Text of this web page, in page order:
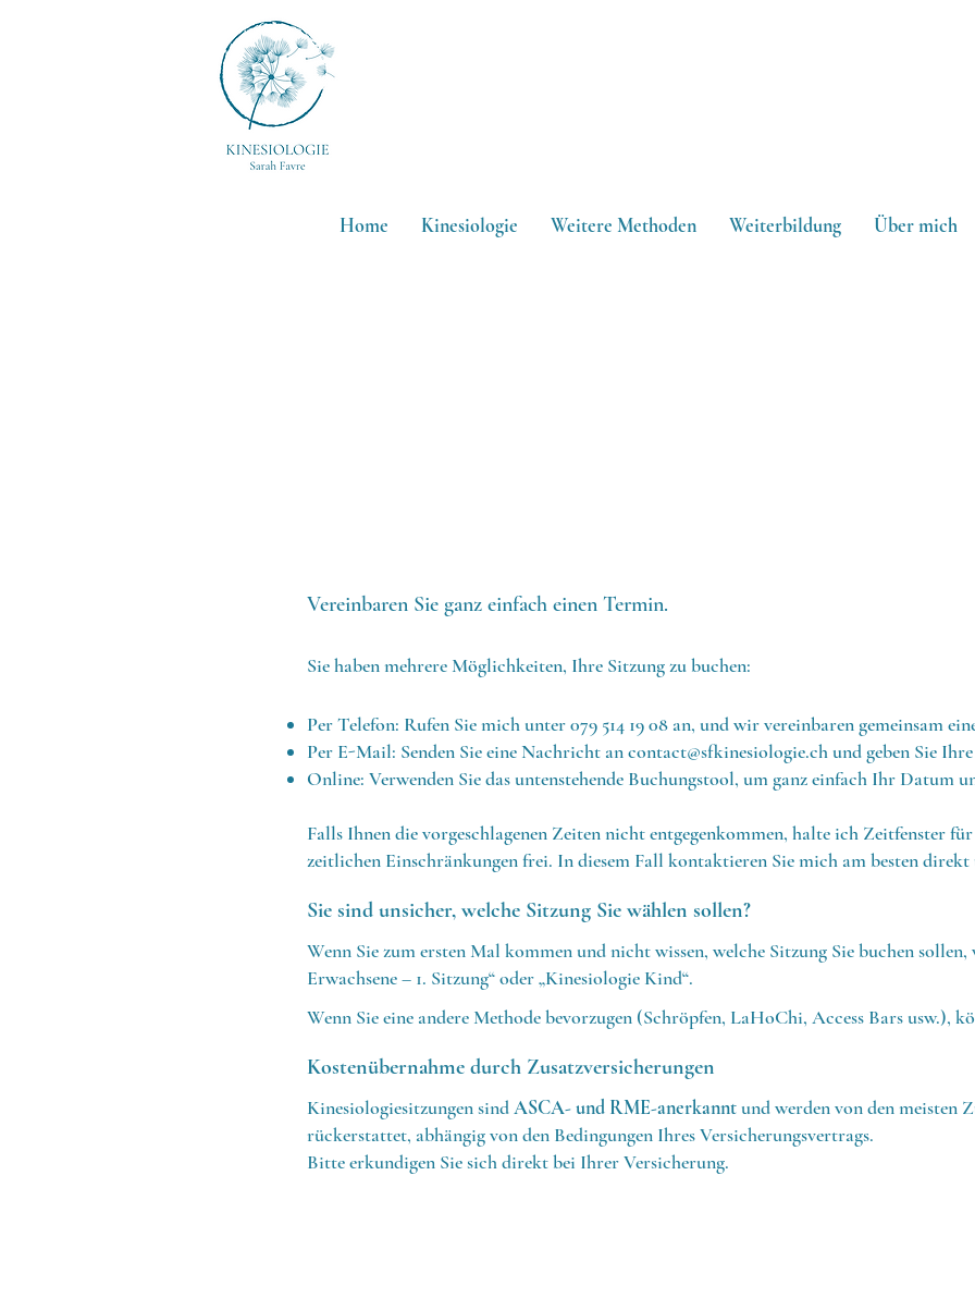
Home Kinesiologie Weitere Methoden Weiterbildung Über mich
Vereinbaren Sie ganz einfach einen Termin.
Sie haben mehrere Möglichkeiten, Ihre Sitzung zu buchen:
Per Telefon: Rufen Sie mich unter 079 514 19 08 an, und wir vereinbaren gemeinsam
Per E-Mail: Senden Sie eine Nachricht ancontact@sfkinesiologie.chund geben Sie
Online: Verwenden Sie das untenstehende Buchungstool, um ganz einfach Ihr Datum
Falls Ihnen die vorgeschlagenen Zeiten nicht entgegenkommen, halte ich Zeitfenster
zeitlichen Einschränkungen frei. In diesem Fall kontaktieren Sie mich am besten direkt
Sie sind unsicher, welche Sitzung Sie wählen sollen?
Wenn Sie zum ersten Mal kommen und nicht wissen, welche Sitzung Sie buchen
Erwachsene – 1. Sitzung“ oder „Kinesiologie Kind“.
Wenn Sie eine andere Methode bevorzugen (Schröpfen, LaHoChi, Access Bars usw.),
Kostenübernahme durch Zusatzversicherungen
Kinesiologiesitzungen sindASCA- und RME-anerkanntund werden von den meisten
rückerstattet, abhängig von den Bedingungen Ihres Versicherungsvertrags.
Bitte erkundigen Sie sich direkt bei Ihrer Versicherung.